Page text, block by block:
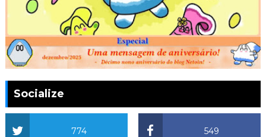
Socialize
549
774